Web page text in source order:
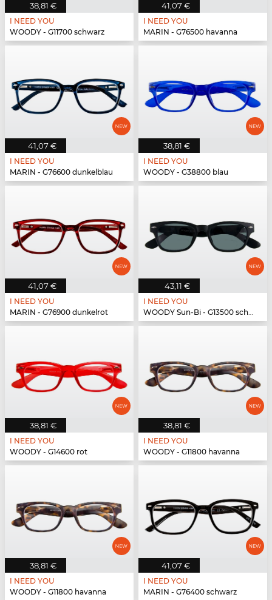
38,81 €
I NEED YOU
WOODY - G11700 schwarz
41,07 €
I NEED YOU
MARIN - G76500 havanna
41,07 €
I NEED YOU
MARIN - G76600 dunkelblau
38,81 €
I NEED YOU
WOODY - G38800 blau
41,07 €
I NEED YOU
MARIN - G76900 dunkelrot
43,11 €
I NEED YOU
WOODY Sun-Bi - G13500 schwarz
38,81 €
I NEED YOU
WOODY - G14600 rot
38,81 €
I NEED YOU
WOODY - G11800 havanna
38,81 €
I NEED YOU
WOODY - G11800 havanna
41,07 €
I NEED YOU
MARIN - G76400 schwarz